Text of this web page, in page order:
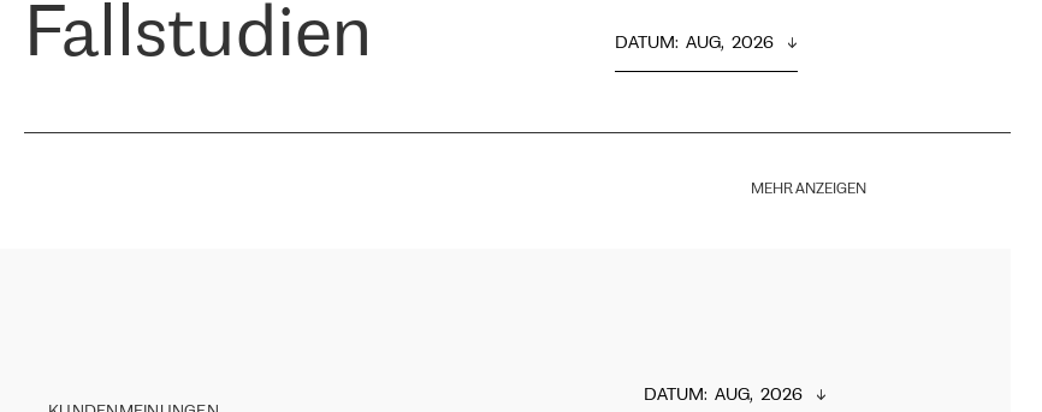
Fallstudien DATUM: AUG,  2026
MEHR ANZEIGEN
DATUM: AUG,  2026